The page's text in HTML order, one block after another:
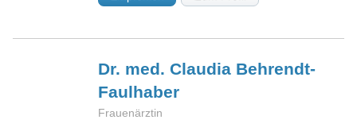
Dr. med. Claudia Behrendt-
Faulhaber
Frauenärztin